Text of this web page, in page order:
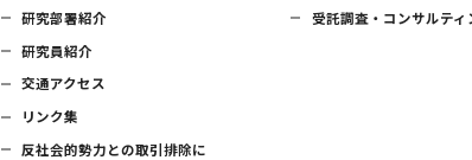
研究部署紹介
研究員紹介
交通アクセス
リンク集
反社会的勢力との取引排除に
受託調査・コンサルティ